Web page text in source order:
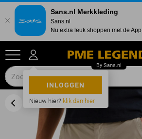
INLOGGEN
Nieuw hier? klik dan hier
Sans.nl Merkkleding
Sans.nl
Nu extra leuk shoppen met de App.